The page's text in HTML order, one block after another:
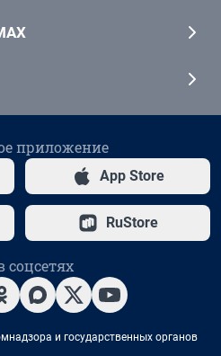
приложение
App Store
RuStore
и государственных органов